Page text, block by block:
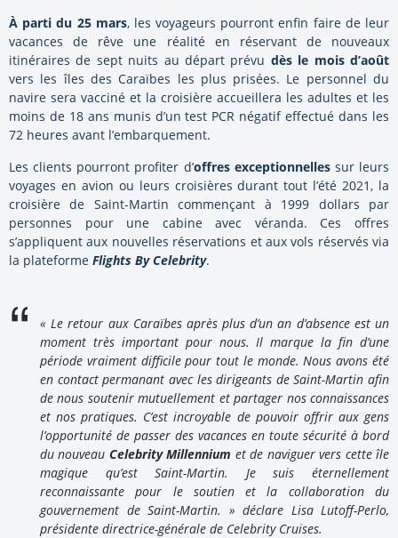
À parti du 25 mars, les voyageurs pourront enfin faire de leur
vacances de rêve une réalité en réservant de nouveaux
itinéraires de sept nuits au départ prévu dès le mois d’août
vers les îles des Caraïbes les plus prisées. Le personnel du
navire sera vacciné et la croisière accueillera les adultes et les
moins de 18 ans munis d’un test PCR négatif effectué dans les
72 heures avant l’embarquement.
Les clients pourront profiter d’offres exceptionnellessur leurs
voyages en avion ou leurs croisières durant tout l’été 2021, la
croisière de Saint-Martin commençant à 1999 dollars par
personnes pour une cabine avec véranda. Ces offres
s’appliquent aux nouvelles réservations et aux vols réservés via
la plateforme Flights By Celebrity.
« Le retour aux Caraïbes après plus d’un an d’absence est un
moment très important pour nous. Il marque la fin d’une
période vraiment difficile pour tout le monde. Nous avons été
en contact permanant avec les dirigeants de Saint-Martin afin
de nous soutenir mutuellement et partager nos connaissances
et nos pratiques. C’est incroyable de pouvoir offrir aux gens
l’opportunité de passer des vacances en toute sécurité à bord
du nouveau Celebrity Millennium et de naviguer vers cette île
magique qu’est Saint-Martin. Je suis éternellement
reconnaissante pour le soutien et la collaboration du
gouvernement de Saint-Martin. » déclare Lisa Lutoff-Perlo,
présidente directrice-générale de Celebrity Cruises.